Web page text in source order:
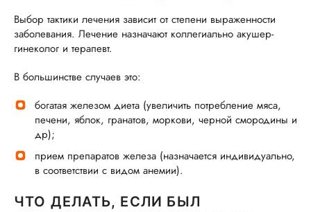
Выбор тактики лечения зависит от степени выраженности
заболевания. Лечение назначают коллегиально акушер-
гинеколог и терапевт.
В большинстве случаев это:
богатая железом диета (увеличить потребление мяса,
печени, яблок, гранатов, моркови, черной смородины и
др);
прием препаратов железа (назначается индивидуально,
в соответствии с видом анемии).
ЧТО ДЕЛАТЬ, ЕСЛИ БЫЛ